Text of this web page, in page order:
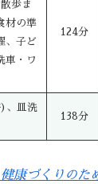
歩ま
材の準
、子ど
車・ワ
124分
、皿洗
138分
康づくりのた